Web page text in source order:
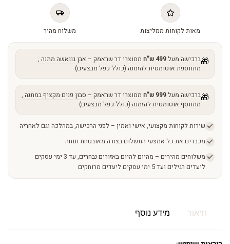
מאות לקוחות ממליצות משלוח מהיר
🎁ברכישה מעל499 ש"ח ממוצרי דר שראמק – אבן גוואשה מתנה ,
מתווספת אוטומטית להזמנה (כולל כפל מבצעים)
🎁ברכישה מעל999 ש"ח ממוצרי דר שראמק – סבון פנים מקציף במתנה ,
מתווסף אוטומטית להזמנה (כולל כפל מבצעים)
שירות לקוחות מקצועי, אישי ואמין – לפני הרכישה, במהלכה וגם לאחריה
מכבדים את כל אמצעי התשלום בצורה מאובטחת ונוחה
משלוחים מהירים – מהיום להיום באזורים נבחרים, עד 3 ימי עסקים
ליעדים רגילים ועד 5 ימי עסקים ליעדים מרוחקים
תיאור מידע נוסף